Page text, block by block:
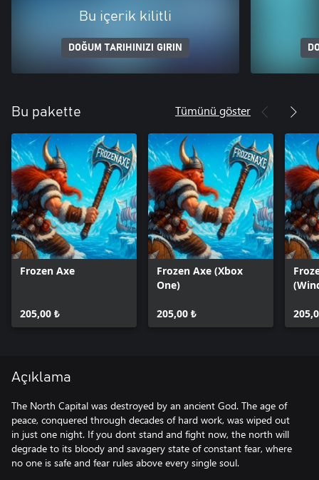
Bu içerik kilitli
DOĞUM TARIHINIZI GIRIN
Bu pakette Tümünü göster
Frozen Axe
205,00 ₺
Frozen Axe (Xbox
One)
205,00 ₺
Açıklama
The North Capital was destroyed by an ancient God. The age of
peace, conquered through decades of hard work, was wiped out
in just one night. If you dont stand and fight now, the north will
degrade to its bloody and savagery state of constant fear, where
no one is safe and fear rules above every single soul.